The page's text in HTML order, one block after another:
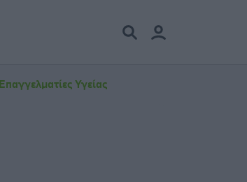
Επαγγελματίες Υγείας